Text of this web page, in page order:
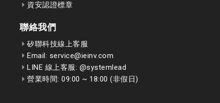
資安認證標章
聯絡我們
矽聯科技線上客服
Email: service@ieinv.com
LINE 線上客服: @systemlead
營業時間: 09:00 ~ 18:00 (非假日)